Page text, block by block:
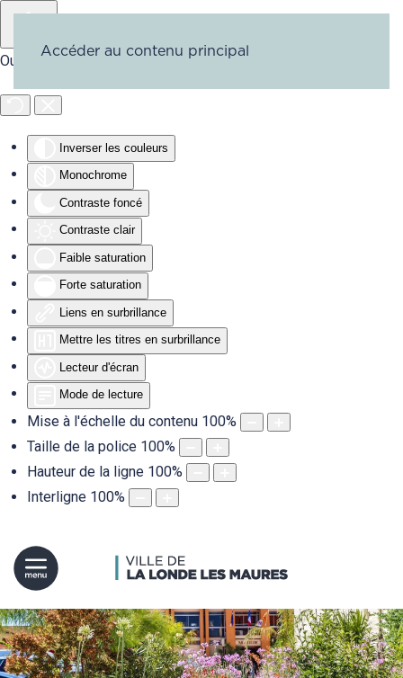
Outils d'accessibilité
Inverser les couleurs
Monochrome
Contraste foncé
Contraste clair
Faible saturation
Forte saturation
Liens en surbrillance
Mettre les titres en surbrillance
Lecteur d'écran
Mode de lecture
Mise à l'échelle du contenu 100%
Taille de la police 100%
Hauteur de la ligne 100%
Interligne 100%
Accéder au contenu principal